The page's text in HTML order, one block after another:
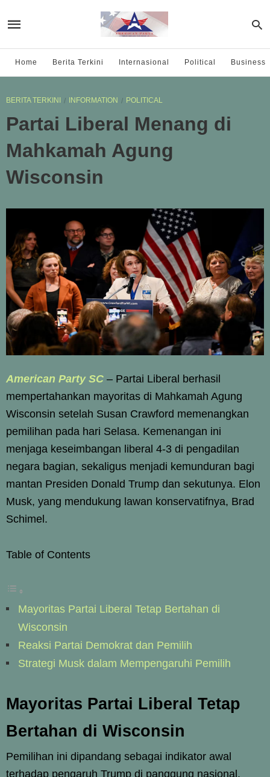
Home Berita Terkini Internasional Political Business
BERITA TERKINI INFORMATION POLITICAL
Partai Liberal Menang di
Mahkamah Agung
Wisconsin
American Party SC – Partai Liberal berhasil
mempertahankan mayoritas di Mahkamah Agung
Wisconsin setelah Susan Crawford memenangkan
pemilihan pada hari Selasa. Kemenangan ini
menjaga keseimbangan liberal 4-3 di pengadilan
negara bagian, sekaligus menjadi kemunduran bagi
mantan Presiden Donald Trump dan sekutunya. Elon
Musk, yang mendukung lawan konservatifnya, Brad
Schimel.
Table of Contents
Mayoritas Partai Liberal Tetap Bertahan di
Wisconsin
Reaksi Partai Demokrat dan Pemilih
Strategi Musk dalam Mempengaruhi Pemilih
Mayoritas Partai Liberal Tetap
Bertahan di Wisconsin
Pemilihan ini dipandang sebagai indikator awal
terhadap pengaruh Trump di panggung nasional.